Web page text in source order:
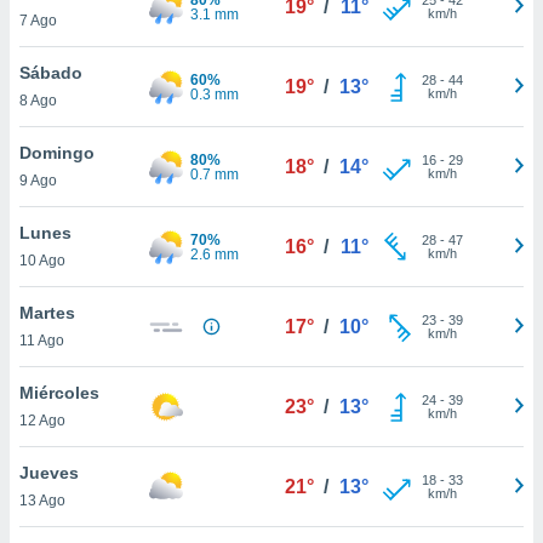
más
nuestra
y
de
disponible
cookies
aceptar
7 Ago
3.1 mm
19° / 11°
km/h
Sábado
8 Ago
60%
0.3 mm
19° / 13° 28- 44
km/h
Domingo
9 Ago
80%
0.7 mm
18° / 14° 16- 29
km/h
Lunes
10 Ago
70%
2.6 mm
16° / 11° 28- 47
km/h
Martes
11 Ago
17° / 10° 23- 39
km/h
Miércoles
12 Ago
23° / 13° 24- 39
km/h
Jueves
13 Ago
21° / 13° 18- 33
km/h